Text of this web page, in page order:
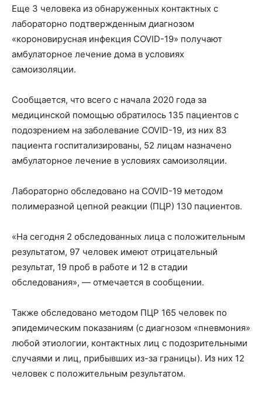
Еще 3 человека из обнаруженных контактных с
лабораторно подтвержденным диагнозом
«короновирусная инфекция COVID-19» получают
амбулаторное лечение дома в условиях
самоизоляции.
Сообщается, что всего с начала 2020 года за
медицинской помощью обратилось 135 пациентов с
подозрением на заболевание COVID-19, из них 83
пациента госпитализированы, 52 лицам назначено
амбулаторное лечение в условиях самоизоляции.
Лабораторно обследовано на COVID-19 методом
полимеразной цепной реакции (ПЦР) 130 пациентов.
«На сегодня 2 обследованных лица с положительным
результатом, 97 человек имеют отрицательный
результат, 19 проб в работе и 12 в стадии
обследования», — отмечается в сообщении.
Также обследовано методом ПЦР 165 человек по
эпидемическим показаниям (с диагнозом «пневмония»
любой этиологии, контактных лиц с подозрительными
случаями и лиц, прибывших из-за границы). Из них 12
человек с положительным результатом.